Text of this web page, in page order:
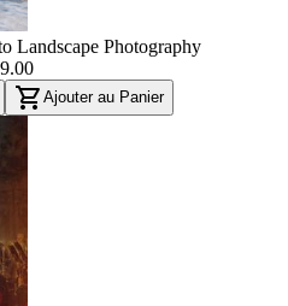
Landscape Photography
shopping_cart Ajouter au Panier